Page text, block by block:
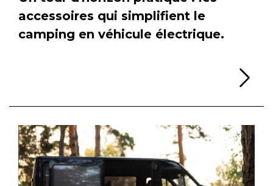
accessoires qui simplifient le
camping en véhicule électrique.